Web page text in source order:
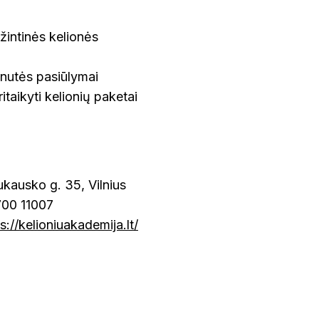
kelionės
pasiūlymai
kelionių paketai
g. 35, Vilnius
11007
kelioniuakademija.lt/